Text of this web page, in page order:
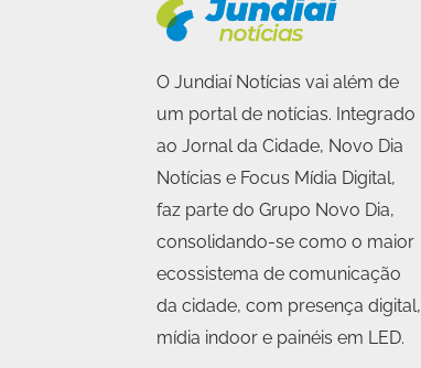
O Jundiaí Notícias vai além de
um portal de notícias. Integrado
ao Jornal da Cidade, Novo Dia
Notícias e Focus Mídia Digital,
faz parte do Grupo Novo Dia,
consolidando-se como o maior
ecossistema de comunicação
da cidade, com presença digital,
mídia indoor e painéis em LED.